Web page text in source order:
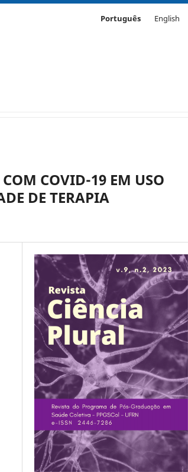
Português English
COM COVID-19 EM USO
DE TERAPIA